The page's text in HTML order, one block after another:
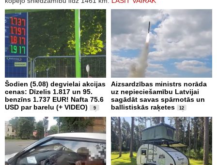
Šodien (5.08) degvielai akcijas
cenas: Dīzelis 1.817 un 95.
benzīns 1.737 EUR! Nafta 75.6
USD par barelu (+ VIDEO)
9
Aizsardzības ministrs norāda
uz nepieciešamību Latvijai
sagādāt savas spārnotās un
ballistiskās raķetes
12